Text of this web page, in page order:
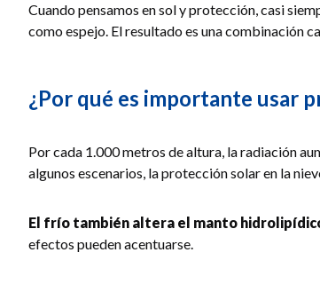
Cuando pensamos en sol y protección, casi
como espejo. El resultado es una combinación
¿Por qué es importante usar
Por cada 1.000 metros de altura, la radiación
algunos escenarios, la protección solar en la
El frío también altera el manto
efectos pueden acentuarse.